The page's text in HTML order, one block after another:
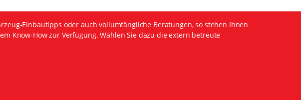
Einbautipps oder auch vollumfängliche Beratungen, so stehen Ihnen
Know-How zur Verfügung. Wählen Sie dazu die extern betreute